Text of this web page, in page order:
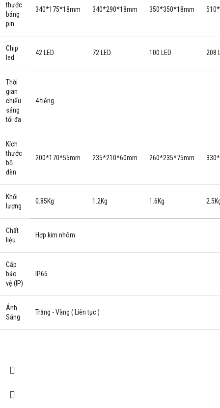
thước
bảng
pin
340*175*18mm 340*290*18mm 350*350*18mm
Chip
led
42 LED 72 LED 100 LED 208
Thời
gian
chiếu
sáng
tối đa
4 tiếng
Kích
thước
bộ
đèn
200*170*55mm 235*210*60mm 260*235*75mm
Khối
lượng
0.85Kg 1.2Kg 1.6Kg
Chất
liệu
Hợp kim nhôm
Cấp
bảo
vệ (IP)
IP65
Ánh
Sáng
Trắng - Vàng ( Liên tục )